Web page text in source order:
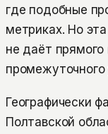
где подобные
метриках. Но
не даёт
промежуточного
Географически
Полтавской